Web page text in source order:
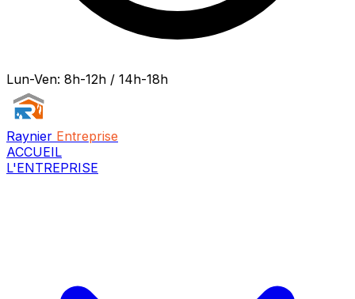
Lun-Ven: 8h-12h / 14h-18h
Raynier Entreprise
ACCUEIL
L'ENTREPRISE